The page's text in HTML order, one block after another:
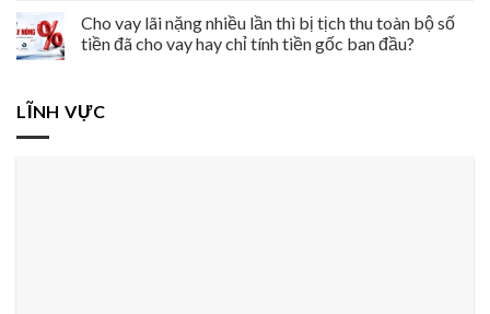
Cho vay lãi nặng nhiều lần thì bị tịch thu toàn bộ số
tiền đã cho vay hay chỉ tính tiền gốc ban đầu?
LĨNH VỰC